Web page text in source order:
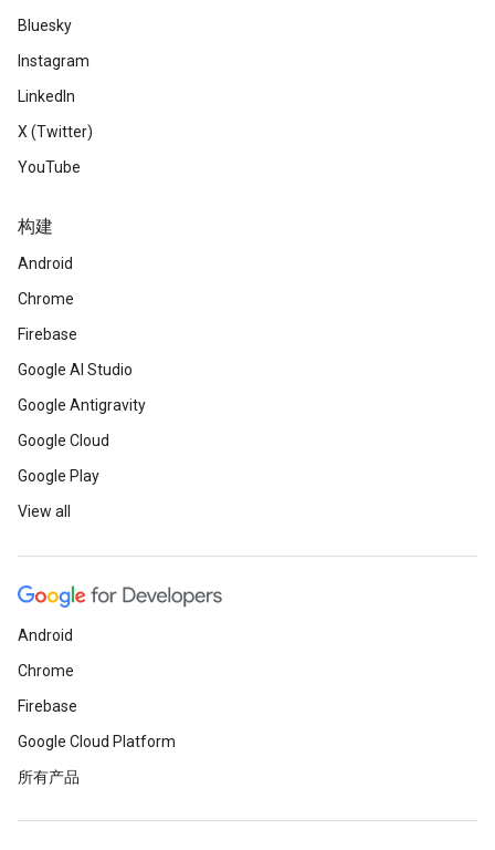
Bluesky
Instagram
LinkedIn
X (Twitter)
YouTube
构建
Android
Chrome
Firebase
Google AI Studio
Google Antigravity
Google Cloud
Google Play
View all
Android
Chrome
Firebase
Google Cloud Platform
所有产品